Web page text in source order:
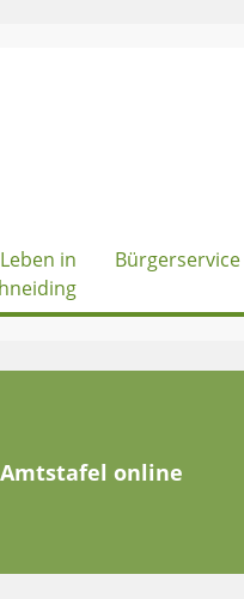
Leben in
Bürgerservice
Amtstafel online